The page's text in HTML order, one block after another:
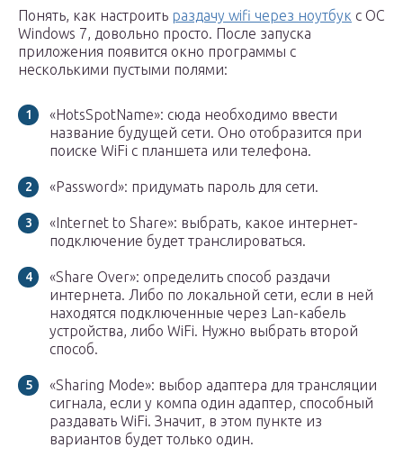
Понять, как настроить раздачу wifi через ноутбук с ОС
Windows 7, довольно просто. После запуска
приложения появится окно программы с
несколькими пустыми полями:
«HotsSpotName»: сюда необходимо ввести
название будущей сети. Оно отобразится при
поиске WiFi с планшета или телефона.
«Password»: придумать пароль для сети.
«Internet to Share»: выбрать, какое интернет-
подключение будет транслироваться.
«Share Over»: определить способ раздачи
интернета. Либо по локальной сети, если в ней
находятся подключенные через Lan-кабель
устройства, либо WiFi. Нужно выбрать второй
способ.
«Sharing Mode»: выбор адаптера для трансляции
сигнала, если у компа один адаптер, способный
раздавать WiFi. Значит, в этом пункте из
вариантов будет только один.